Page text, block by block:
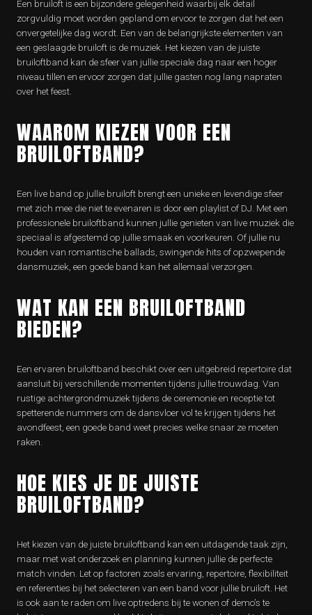
Een bruiloft is een bijzondere gelegenheid waarbij elk detail
zorgvuldig moet worden gepland om ervoor te zorgen dat het een
onvergetelijke dag wordt. Een van de belangrijkste elementen van
een geslaagde bruiloft is de muziek. Het kiezen van de juiste
bruiloftband kan de sfeer van jullie speciale dag naar een hoger
niveau tillen en ervoor zorgen dat jullie gasten nog lang napraten
over het feest.
WAAROM KIEZEN VOOR EEN
BRUILOFTBAND?
Een live band op jullie bruiloft brengt een unieke en levendige sfeer
met zich mee die niet te evenaren is door een playlist of DJ. Met een
professionele bruiloftband kunnen jullie genieten van live muziek die
speciaal is afgestemd op jullie smaak en voorkeuren. Of jullie nu
houden van romantische ballads, swingende hits of opzwepende
dansmuziek, een goede band kan het allemaal verzorgen.
WAT KAN EEN BRUILOFTBAND
BIEDEN?
Een ervaren bruiloftband beschikt over een uitgebreid repertoire dat
aansluit bij verschillende momenten tijdens jullie trouwdag. Van
rustige achtergrondmuziek tijdens de ceremonie en receptie tot
spetterende nummers om de dansvloer vol te krijgen tijdens het
avondfeest, een goede band weet precies welke snaar ze moeten
raken.
HOE KIES JE DE JUISTE
BRUILOFTBAND?
Het kiezen van de juiste bruiloftband kan een uitdagende taak zijn,
maar met wat onderzoek en planning kunnen jullie de perfecte
match vinden. Let op factoren zoals ervaring, repertoire, flexibiliteit
en referenties bij het selecteren van een band voor jullie bruiloft. Het
is ook aan te raden om live optredens bij te wonen of demo’s te